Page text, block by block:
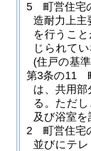
5
町営住宅
造耐力上
を行うこ
じられて
(住戸の基
第3条の11
は、共用
る。 ただ
及び浴室
2
町営住宅
並びにテ